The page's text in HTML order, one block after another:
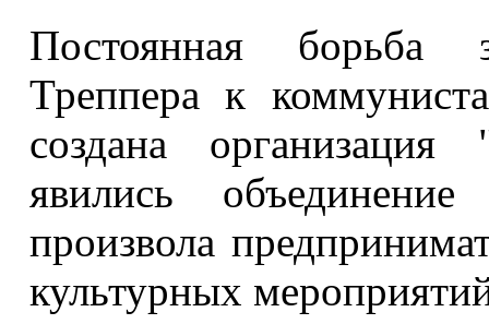
Постоянная борьба
Треппера к
создана
явились
произвола
культурных